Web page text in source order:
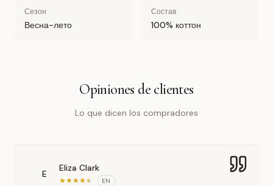
Сезон
Весна-лето
Состав
100% коттон
Opiniones de clientes
Lo que dicen los compradores
E
Eliza Clark
★★★★★ EN